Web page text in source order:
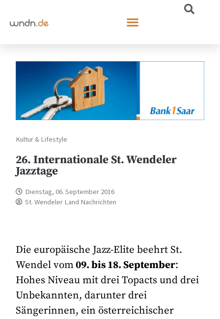
Kultur & Lifestyle
26. Internationale St. Wendeler
Jazztage
Dienstag, 06. September 2016
St. Wendeler Land Nachrichten
Die europäische Jazz-Elite beehrt St.
Wendel vom09. bis 18. September:
Hohes Niveau mit drei Topacts und drei
Unbekannten, darunter drei
Sängerinnen, ein österreichischer